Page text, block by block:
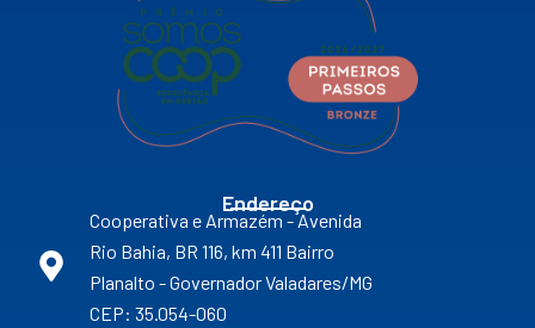
Endereço
Cooperativa e Armazém - Avenida
Rio Bahia, BR 116, km 411 Bairro
Planalto - Governador Valadares/MG
CEP: 35.054-060